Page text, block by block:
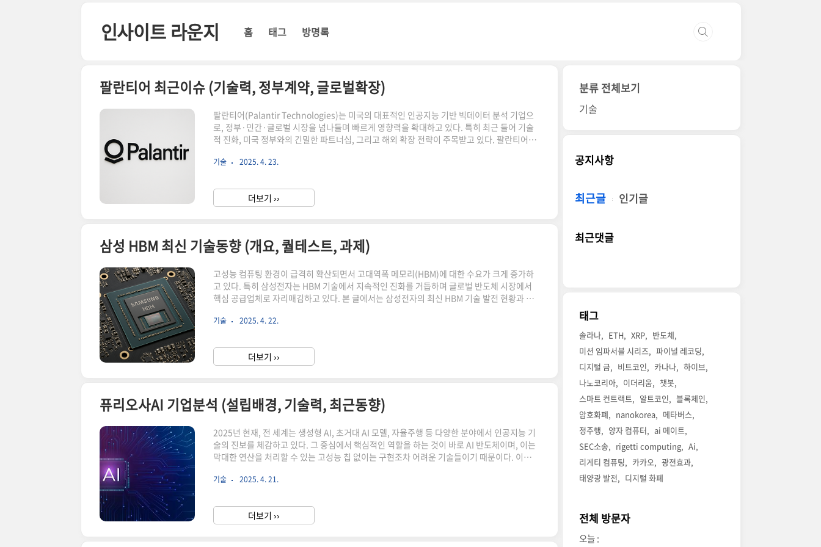
인사이트 라운지 홈 태그 방명록
팔란티어 최근이슈 (기술력, 정부계약, 글로벌확장)
팔란티어(Palantir Technologies)는 미국의 대표적인 인공지능 기반 빅데이터 분석 기업으
로, 정부·민간·글로벌 시장을 넘나들며 빠르게 영향력을 확대하고 있다. 특히 최근 들어 기술
적 진화, 미국 정부와의 긴밀한 파트너십, 그리고 해외 확장 전략이 주목받고 있다. 팔란티어라
처럼 방대한 데이터를 통합해 통찰을 제공하는 데 초점을 맞추고 있다. 이 글에서는 팔란티어
터 플랫폼의 강점팔란티어의 기술력은 단순한 ‘빅데이터 수집’이나 ‘AI 알고리즘’이 아니다. 그
핵심 기술은 데이터를 실제 문제 해결에 유용한 형태로 ..
기술 2025. 4. 23.
더보기 ››
삼성 HBM 최신 기술동향 (개요, 퀄테스트, 과제)
고성능 컴퓨팅 환경이 급격히 확산되면서 고대역폭 메모리(HBM)에 대한 수요가 크게 증가하
고 있다. 특히 삼성전자는 HBM 기술에서 지속적인 진화를 거듭하며 글로벌 반도체 시장에서
핵심 공급업체로 자리매김하고 있다. 본 글에서는 삼성전자의 최신 HBM 기술 발전 현황과 산
개요와 삼성의 진화 전략고대역폭 메모리(HBM, High Bandwidth Memory)는 기존 DDR이
히 AI, 머신러닝, 고성능 GPU, 슈퍼컴퓨터 등 연산 집약적인 환경에서 필수적인 역할을 한다.
HBM의 등장은 메모리 중심의 반도체 산업 구조..
기술 2025. 4. 22.
더보기 ››
퓨리오사AI 기업분석 (설립배경, 기술력, 최근동향)
2025년 현재, 전 세계는 생성형 AI, 초거대 AI 모델, 자율주행 등 다양한 분야에서 인공지능 기
술의 진보를 체감하고 있다. 그 중심에서 핵심적인 역할을 하는 것이 바로 AI 반도체이며, 이는
막대한 연산을 처리할 수 있는 고성능 칩 없이는 구현조차 어려운 기술들이기 때문이다. 이런
빅테크 기업들과 어깨를 나란히 하기 위한 도약을 준비 중이다. 본 글에서는 퓨리오사AI의 기
총체적으로 분석해 본다.퓨리오사AI의 설립 배경과 성장 스토리퓨리오사AI는 2017년에 설립
된 한국의 AI 반도체 전문 스타트업이다. 창업..
기술 2025. 4. 21.
더보기 ››
분류 전체보기
기술
공지사항
최근글 인기글
최근댓글
태그
솔라나 ETH XRP
반도체
미션 임파서블 시리즈
파이널 레코딩
디지털 금
비트코인 카나나
하이브
나노코리아
이더리움
챗봇
스마트 컨트랙트
알트코인
블록체인
암호화폐
nanokorea
메타버스
정주행
양자 컴퓨터
ai 메이트
SEC소송
rigetti computing
Ai
리게티 컴퓨팅
카카오
광전효과
태양광 발전
디지털 화폐
전체 방문자
오늘 :